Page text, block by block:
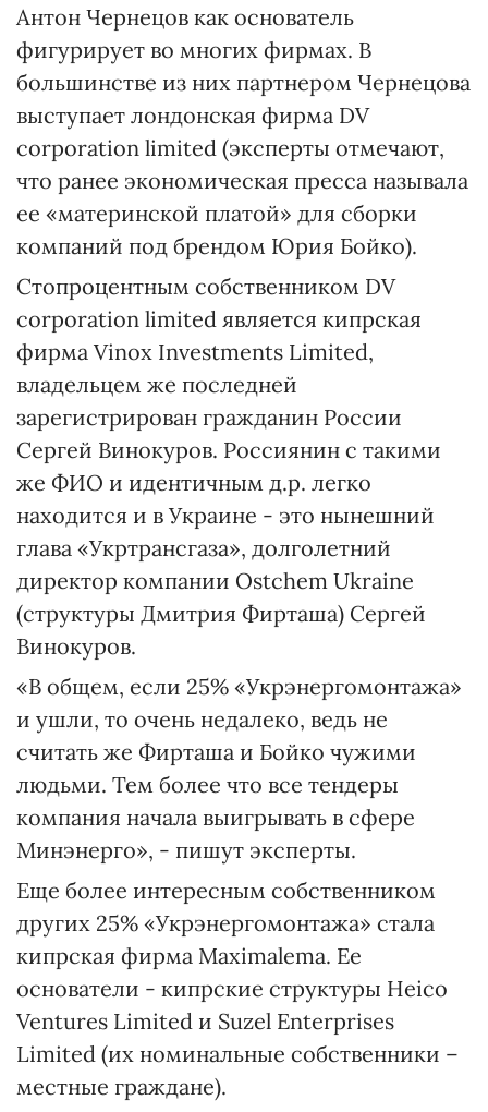
Антон Чернецов как основатель
фигурирует во многих фирмах. В
большинстве из них партнером Чернецова
выступает лондонская фирма DV
corporation limited (эксперты отмечают,
что ранее экономическая пресса называла
ее «материнской платой» для сборки
компаний под брендом Юрия Бойко).
Стопроцентным собственником DV
corporation limited является кипрская
фирма Vinox Investments Limited,
владельцем же последней
зарегистрирован гражданин России
Сергей Винокуров. Россиянин с такими
же ФИО и идентичным д.р. легко
находится и в Украине - это нынешний
глава «Укртрансгаза», долголетний
директор компании Ostchem Ukraine
(структуры Дмитрия Фирташа) Сергей
Винокуров.
«В общем, если 25% «Укрэнергомонтажа»
и ушли, то очень недалеко, ведь не
считать же Фирташа и Бойко чужими
людьми. Тем более что все тендеры
компания начала выигрывать в сфере
Минэнерго», - пишут эксперты.
Еще более интересным собственником
других 25% «Укрэнергомонтажа» стала
кипрская фирма Maximalema. Ее
основатели - кипрские структуры Heico
Ventures Limited и Suzel Enterprises
Limited (их номинальные собственники –
местные граждане).